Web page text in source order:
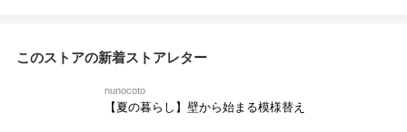
このストアの新着ストアレター
nunocoto
【夏の暮らし】壁から始まる模様替え